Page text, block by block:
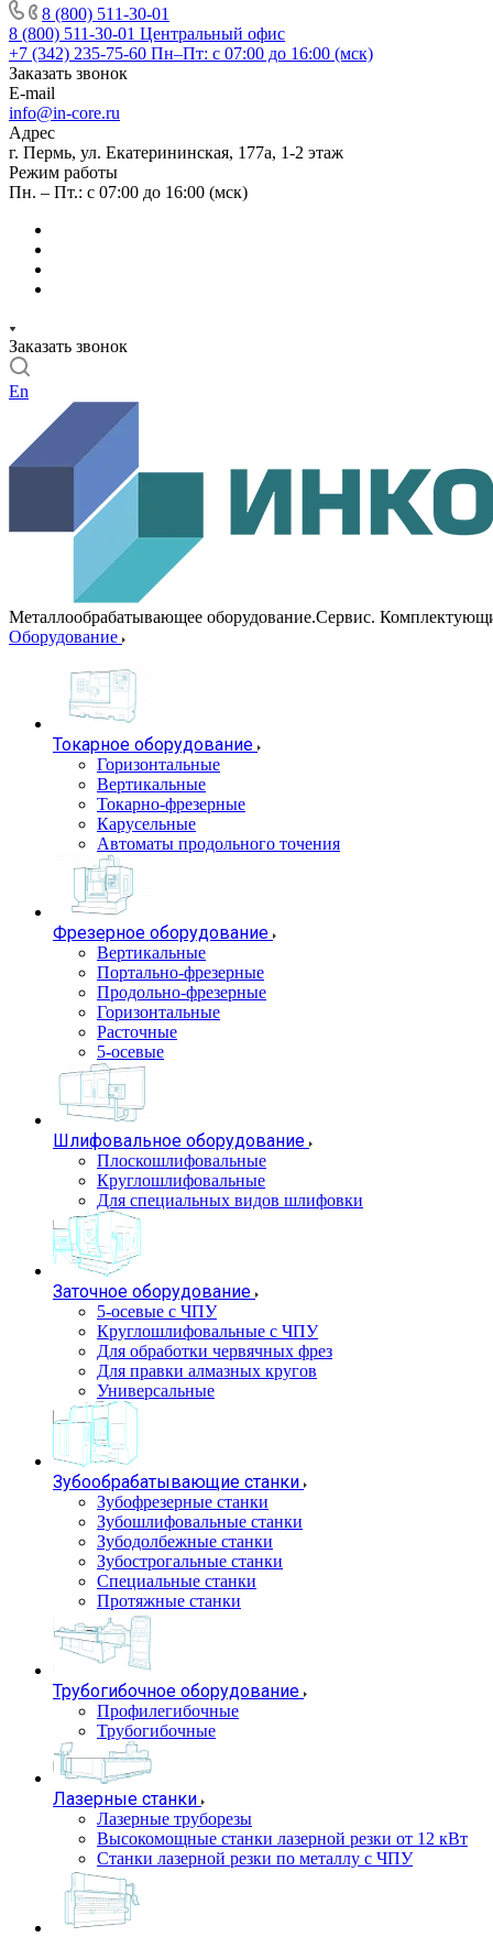
8 (800) 511-30-01
8 (800) 511-30-01 Центральный офис
+7 (342) 235-75-60 Пн–Пт: с 07:00 до 16:00 (мск)
Заказать звонок
E-mail
info@in-core.ru
Адрес
г. Пермь, ул. ​Екатерининская, 177а, ​1-2 этаж
Режим работы
Пн. – Пт.: с 07:00 до 16:00 (мск)
Заказать звонок
En
Металлообрабатывающее оборудование.Сервис.
Оборудование
Токарное оборудование
Горизонтальные
Вертикальные
Токарно-фрезерные
Карусельные
Автоматы продольного точения
Фрезерное оборудование
Вертикальные
Портально-фрезерные
Продольно-фрезерные
Горизонтальные
Расточные
5-осевые
Шлифовальное оборудование
Плоскошлифовальные
Круглошлифовальные
Для специальных видов шлифовки
Заточное оборудование
5-осевые с ЧПУ
Круглошлифовальные с ЧПУ
Для обработки червячных фрез
Для правки алмазных кругов
Универсальные
Зубообрабатывающие станки
Зубофрезерные станки
Зубошлифовальные станки
Зубодолбежные станки
Зубострогальные станки
Специальные станки
Протяжные станки
Трубогибочное оборудование
Профилегибочные
Трубогибочные
Лазерные станки
Лазерные труборезы
Высокомощные станки лазерной резки от 12 кВт
Станки лазерной резки по металлу с ЧПУ